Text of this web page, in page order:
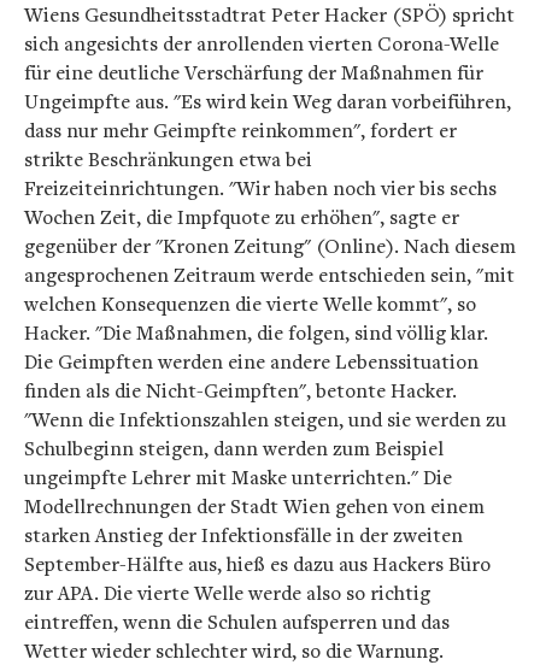
Wiens Gesundheitsstadtrat Peter Hacker (SPÖ) spricht
sich angesichts der anrollenden vierten Corona-Welle
für eine deutliche Verschärfung der Maßnahmen für
Ungeimpfte aus. "Es wird kein Weg daran vorbeiführen,
dass nur mehr Geimpfte reinkommen", fordert er
strikte Beschränkungen etwa bei
Freizeiteinrichtungen. "Wir haben noch vier bis sechs
Wochen Zeit, die Impfquote zu erhöhen", sagte er
gegenüber der "Kronen Zeitung" (Online). Nach diesem
angesprochenen Zeitraum werde entschieden sein, "mit
welchen Konsequenzen die vierte Welle kommt", so
Hacker. "Die Maßnahmen, die folgen, sind völlig klar.
Die Geimpften werden eine andere Lebenssituation
finden als die Nicht-Geimpften", betonte Hacker.
"Wenn die Infektionszahlen steigen, und sie werden zu
Schulbeginn steigen, dann werden zum Beispiel
ungeimpfte Lehrer mit Maske unterrichten." Die
Modellrechnungen der Stadt Wien gehen von einem
starken Anstieg der Infektionsfälle in der zweiten
September-Hälfte aus, hieß es dazu aus Hackers Büro
zur APA. Die vierte Welle werde also so richtig
eintreffen, wenn die Schulen aufsperren und das
Wetter wieder schlechter wird, so die Warnung.